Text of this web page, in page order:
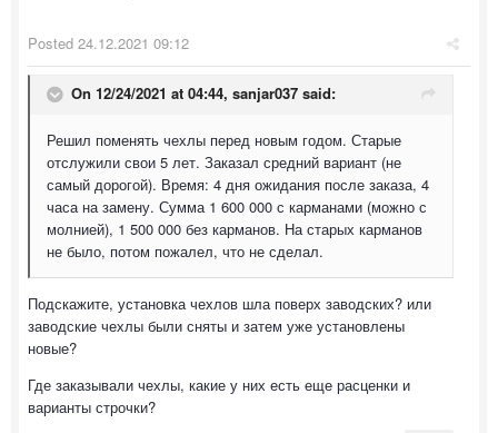
Posted 24.12.2021 09:12
On 12/24/2021 at 04:44, sanjar037 said:
Решил поменять чехлы перед новым годом. Старые
отслужили свои 5 лет. Заказал средний вариант (не
самый дорогой). Время: 4 дня ожидания после заказа, 4
часа на замену. Сумма 1 600 000 с карманами (можно с
молнией), 1 500 000 без карманов. На старых карманов
не было, потом пожалел, что не сделал.
Подскажите, установка чехлов шла поверх заводских? или
заводские чехлы были сняты и затем уже установлены
новые?
Где заказывали чехлы, какие у них есть еще расценки и
варианты строчки?